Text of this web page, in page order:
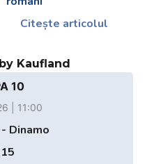
Citește articolul
Kaufland
10
| 11:00
Dinamo